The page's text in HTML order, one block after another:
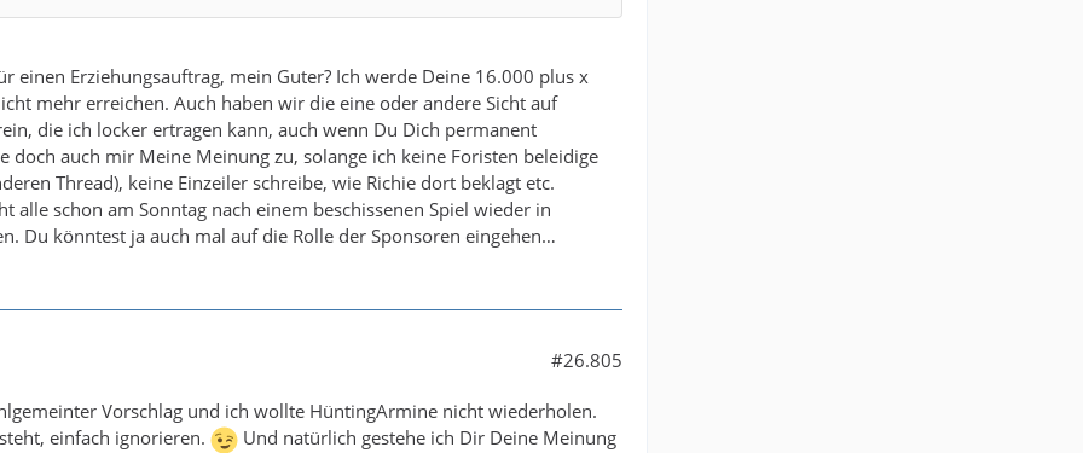
einen Erziehungsauftrag, mein Guter? Ich werde Deine 16.000 plus x
mehr erreichen. Auch haben wir die eine oder andere Sicht auf
die ich locker ertragen kann, auch wenn Du Dich permanent
doch auch mir Meine Meinung zu, solange ich keine Foristen beleidige
Thread), keine Einzeiler schreibe, wie Richie dort beklagt etc.
alle schon am Sonntag nach einem beschissenen Spiel wieder in
Du könntest ja auch mal auf die Rolle der Sponsoren eingehen…
#26.805
Vorschlag und ich wollte HüntingArmine nicht wiederholen.
einfach ignorieren.
Und natürlich gestehe ich Dir Deine Meinung